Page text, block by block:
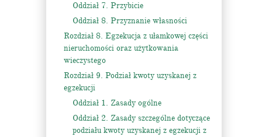
Oddział 7. Przybicie
Oddział 8. Przyznanie własności
Rozdział 8. Egzekucja z ułamkowej części
nieruchomości oraz użytkowania
wieczystego
Rozdział 9. Podział kwoty uzyskanej z
egzekucji
Oddział 1. Zasady ogólne
Oddział 2. Zasady szczególne dotyczące
podziału kwoty uzyskanej z egzekucji z